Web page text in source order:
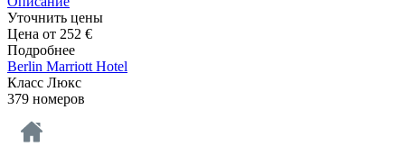
Уточнить цены
Цена от 252 €
Подробнее
Berlin Marriott Hotel
Класс Люкс
379 номеров